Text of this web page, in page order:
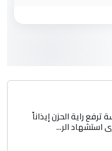
اي انسان مهما
المنطقه
ترفع راية الحزن إيذاناً
استشهاد الر...